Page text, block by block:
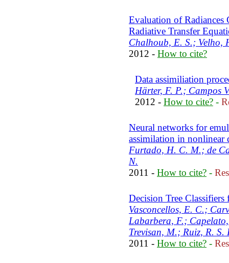
Evaluation of Radiances
Radiative Transfer
Chalhoub, E. S.; Velho,
2012 - How to cite?
Data assimiliation
Härter, F. P.; Campos
2012 - How to cite? -
Neural networks for
assimilation in nonlinear
Furtado, H. C. M.; de
N.
2011 - How to cite? -
Decision Tree
Vasconcellos, E. C.;
Labarbera, F.;
Trevisan, M.; Ruiz, R. S.
2011 - How to cite? -